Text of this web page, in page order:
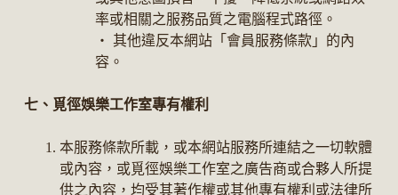
率或相關之服務品質之電腦程式路徑。
‧ 其他違反本網站「會員服務條款」的內
容。
七、覓徑娛樂工作室專有權利
本服務條款所載，或本網站服務所連結之一切軟體
或內容，或覓徑娛樂工作室之廣告商或合夥人所提
供之內容，均受其著作權或其他專有權利或法律所